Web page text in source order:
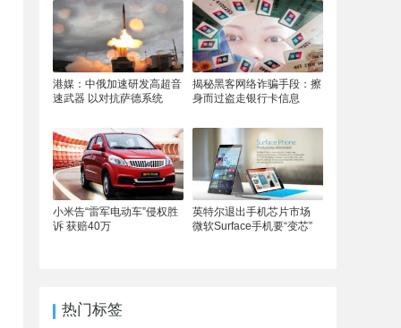
港媒：中俄加速研发高超音
速武器 以对抗萨德系统
揭秘黑客网络诈骗手段：擦
身而过盗走银行卡信息
小米告“雷军电动车”侵权胜
诉 获赔40万
英特尔退出手机芯片市场
微软Surface手机要“变芯”
热门标签